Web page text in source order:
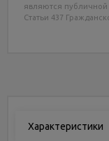
являются
Статьи 437
Характеристики